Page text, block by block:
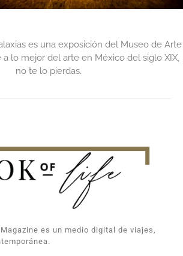
es una exposición del Museo de Arte
lo mejor del arte en México del siglo XIX,
no te lo pierdas.
es un medio digital de viajes,